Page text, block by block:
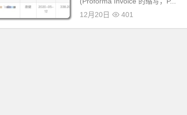
12月20日
401